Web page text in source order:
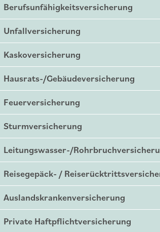
Berufsunfähigkeitsversicherung
Unfallversicherung
Kaskoversicherung
Hausrats-/Gebäudeversicherung
Feuerversicherung
Sturmversicherung
Leitungswasser-/
Reisegepäck- /
Auslandskrankenversicherung
Private Haftpflichtversicherung